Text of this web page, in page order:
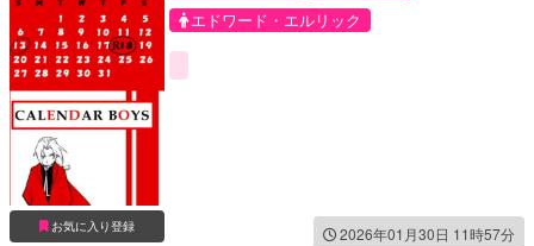
お気に入り登録
エドワード・エルリック
2026年01月30日 11時57分